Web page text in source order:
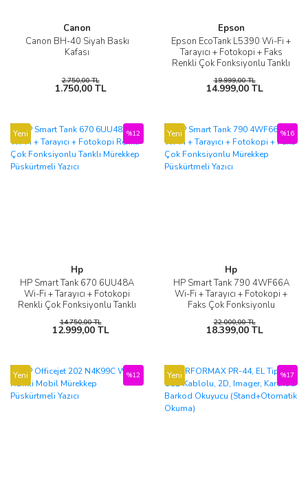
Canon
Canon BH-40 Siyah Baskı
Kafası
2.750,00 TL
1.750,00 TL
Epson
Epson EcoTank L5390 Wi-Fi +
Tarayıcı + Fotokopi + Faks
Renkli Çok Fonksiyonlu Tanklı
19.999,00 TL
14.999,00 TL
Yeni
Hp
HP Smart Tank 670 6UU48A
Wi-Fi + Tarayıcı + Fotokopi
Renkli Çok Fonksiyonlu Tanklı
%12
14.750,00 TL
12.999,00 TL
Yeni
Hp
HP Smart Tank 790 4WF66A
Wi-Fi + Tarayıcı + Fotokopi +
Faks Çok Fonksiyonlu
%16
22.000,00 TL
18.399,00 TL
Yeni %12 Yeni %17